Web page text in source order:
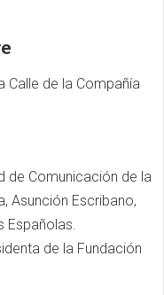
Calle de la Compañía
de Comunicación de la
Asunción Escribano,
Españolas.
de la Fundación